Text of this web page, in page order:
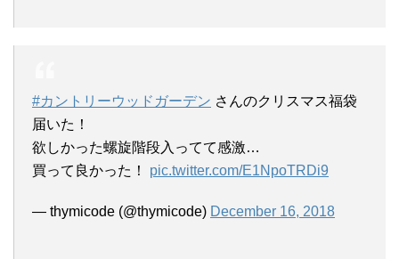
#カントリーウッドガーデン さんのクリスマス福袋
届いた！
欲しかった螺旋階段入ってて感激…
買って良かった！ pic.twitter.com/E1NpoTRDi9
— thymicode (@thymicode) December 16, 2018